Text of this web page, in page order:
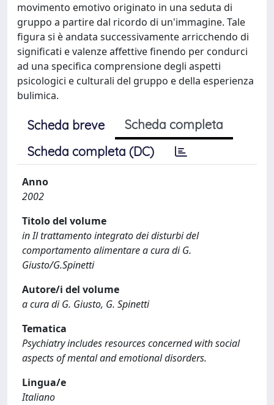
movimento emotivo originato in una seduta di
gruppo a partire dal ricordo di un'immagine. Tale
figura si è andata successivamente arricchendo di
significati e valenze affettive finendo per condurci
ad una specifica comprensione degli aspetti
psicologici e culturali del gruppo e della esperienza
bulimica.
Scheda breve
Scheda completa
Scheda completa (DC)
Anno
2002
Titolo del volume
in Il trattamento integrato dei disturbi del
comportamento alimentare a cura di G.
Giusto/G.Spinetti
Autore/i del volume
a cura di G. Giusto, G. Spinetti
Tematica
Psychiatry includes resources concerned with social
aspects of mental and emotional disorders.
Lingua/e
Italiano